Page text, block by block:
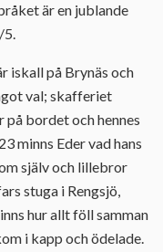
är en jublande
5.
iskall på Brynäs och
val; skafferiet
bordet och hennes
minns Eder vad hans
själv och lillebror
stuga i Rengsjö,
hur allt föll samman
i kapp och ödelade.